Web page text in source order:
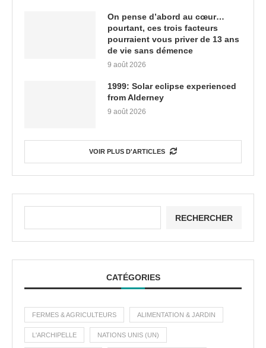
On pense d’abord au cœur…
pourtant, ces trois facteurs
pourraient vous priver de 13 ans
de vie sans démence
9 août 2026
1999: Solar eclipse experienced
from Alderney
9 août 2026
VOIR PLUS D'ARTICLES
RECHERCHER
CATÉGORIES
FERMES & AGRICULTEURS ALIMENTATION & JARDIN
L'ARCHIPELLE NATIONS UNIS (UN)